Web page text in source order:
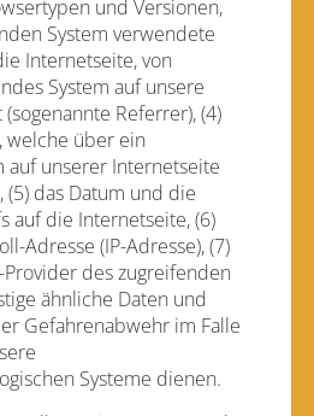
und Versionen,
System verwendete
Internetseite, von
System auf unsere
Referrer), (4)
über ein
auf unserer Internetseite
das Datum und die
auf die Internetseite, (6)
Adresse (IP-Adresse), (7)
des zugreifenden
ähnliche Daten und
Gefahrenabwehr im Falle
Systeme dienen.